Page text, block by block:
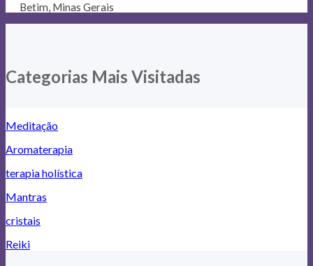
Betim, Minas Gerais
Categorias Mais Visitadas
Meditação
Aromaterapia
terapia holística
Mantras
cristais
Reiki